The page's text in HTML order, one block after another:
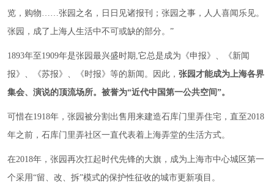
览，购物……张园之名，日日见诸报刊；张园之事，人人喜闻乐见。
张园，成了上海人生活中不可或缺的部分。”
1893年至1909年是张园最兴盛时期,它总是成为《申报》、《新闻
报》、《苏报》、《时报》等的新闻。因此， 张园才能成为上海各界
集会、演说的顶流场所。被誉为“近代中国第一公共空间”。
可惜在1918年，张园被分割出售用来建造石库门里弄住宅，直至2018
年之前，石库门里弄社区一直代表着上海弄堂的生活方式。
在2018年，张园再次扛起时代先锋的大旗，成为上海市中心城区第一
个采用“留、改、拆”模式的保护性征收的城市更新项目。